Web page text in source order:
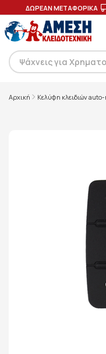
ΔΩΡΕΑΝ ΜΕΤΑΦΟΡΙΚΑ
Αρχική Κελύφη κλειδιών